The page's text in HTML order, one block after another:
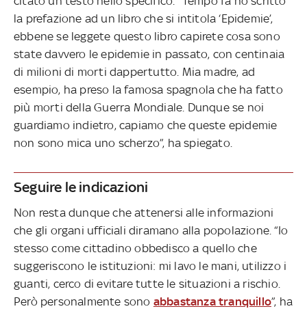
la prefazione ad un libro che si intitola ‘Epidemie’,
ebbene se leggete questo libro capirete cosa sono
state davvero le epidemie in passato, con centinaia
di milioni di morti dappertutto. Mia madre, ad
esempio, ha preso la famosa spagnola che ha fatto
più morti della Guerra Mondiale. Dunque se noi
guardiamo indietro, capiamo che queste epidemie
non sono mica uno scherzo”, ha spiegato.
Seguire le indicazioni
Non resta dunque che attenersi alle informazioni
che gli organi ufficiali diramano alla popolazione. “Io
stesso come cittadino obbedisco a quello che
suggeriscono le istituzioni: mi lavo le mani, utilizzo i
guanti, cerco di evitare tutte le situazioni a rischio.
Però personalmente sono abbastanza tranquillo”, ha